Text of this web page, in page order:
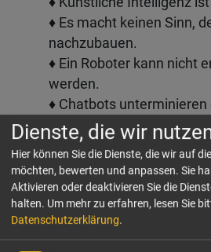
♦ Es macht keinen Sinn,
nachzubauen.
♦ Ein Roboter kann nicht
werden.
♦ Chatbots unterminieren
Kommunikation.
♦ Der neue Begriff zur
zwischen Mensch und
humanification".
♦ Nicht die Technologie ist
sondern die Menschen.
Dienste, die wir
Hier können Sie die Dienste, die wir auf
möchten, bewerten und anpassen. Sie
Aktivieren oder deaktivieren Sie die
halten. Um mehr zu erfahren, lesen Sie
Datenschutzerklärung.